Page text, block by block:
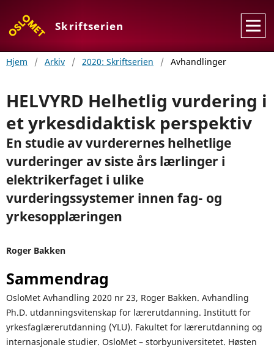
Skriftserien
Hjem / Arkiv / 2020: Skriftserien / Avhandlinger
HELVYRD Helhetlig vurdering i
et yrkesdidaktisk perspektiv
En studie av vurderernes helhetlige
vurderinger av siste års lærlinger i
elektrikerfaget i ulike
vurderingssystemer innen fag- og
yrkesopplæringen
Roger Bakken
Sammendrag
OsloMet Avhandling 2020 nr 23, Roger Bakken. Avhandling
Ph.D. utdanningsvitenskap for lærerutdanning. Institutt for
yrkesfaglærerutdanning (YLU). Fakultet for lærerutdanning og
internasjonale studier. OsloMet – storbyuniversitetet. Høsten